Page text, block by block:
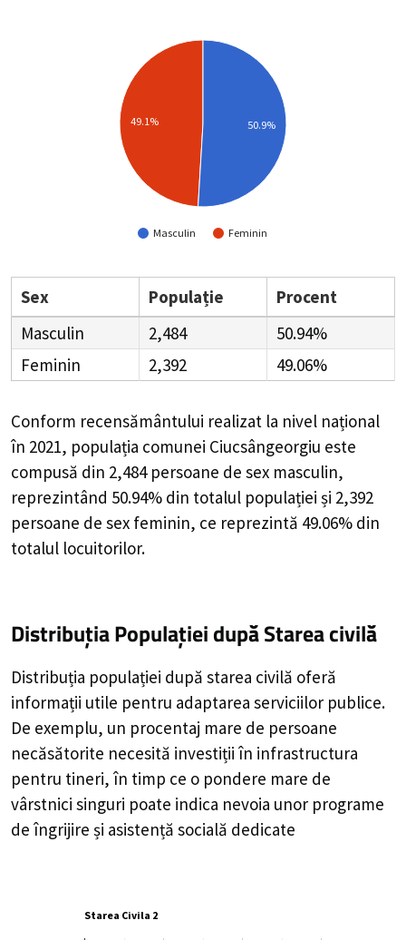
Masculin Feminin
49.1% 50.9%
Sex Populație
Procent
Masculin
2,484
50.94%
Feminin
2,392 49.06%
Conform recensământului realizat la nivel național
în 2021, populația comunei Ciucsângeorgiu este
compusă din 2,484 persoane de sex masculin,
reprezintând 50.94% din totalul populației și 2,392
persoane de sex feminin, ce reprezintă 49.06% din
totalul locuitorilor.
Distribuția Populațieidupă Starea civilă
Distribuția populației după starea civilă oferă
informații utile pentru adaptarea serviciilor publice.
De exemplu, un procentaj mare de persoane
necăsătorite necesită investiții în infrastructura
pentru tineri, în timp ce o pondere mare de
vârstnici singuri poate indica nevoia unor programe
de îngrijire și asistență socială dedicate
Starea Civila 2